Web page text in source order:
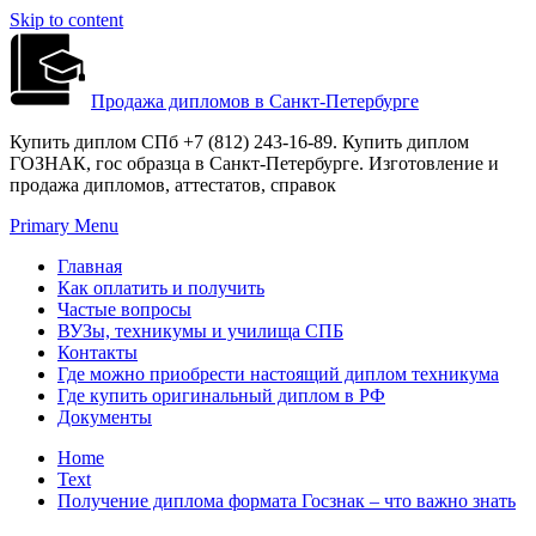
Skip to content
Продажа дипломов в Санкт-Петербурге
Купить диплом СПб +7 (812) 243-16-89. Купить диплом
ГОЗНАК, гос образца в Санкт-Петербурге. Изготовление и
продажа дипломов, аттестатов, справок
Primary Menu
Главная
Как оплатить и получить
Частые вопросы
ВУЗы, техникумы и училища СПБ
Контакты
Где можно приобрести настоящий диплом техникума
Где купить оригинальный диплом в РФ
Документы
Home
Text
Получение диплома формата Госзнак – что важно знать